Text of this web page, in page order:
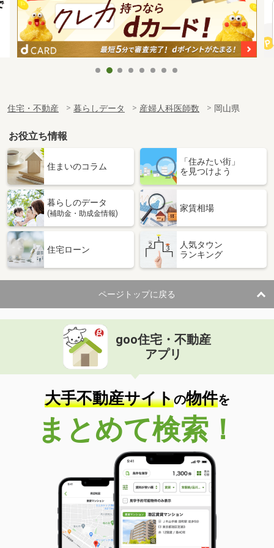
住宅・不動産 暮らしデータ 産婦人科医師数 岡山県
お役立ち情報
住まいのコラム
「住みたい街」
を見つけよう
暮らしのデータ
(補助金・助成金情報)
家賃相場
住宅ローン
人気タウン
ランキング
ページトップに戻る
goo住宅・不動産
アプリ
大手不動産サイトの物件を
まとめて検索！